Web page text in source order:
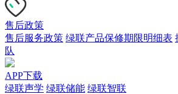
售后政策
售后服务政策 绿联产品保修期限明细表
队
APP下载
绿联声学 绿联储能 绿联智联